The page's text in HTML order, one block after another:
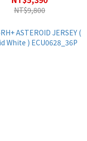
NT$9,800